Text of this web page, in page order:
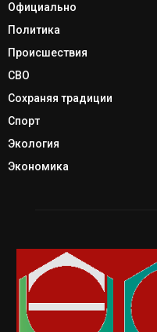
Официально
Политика
Происшествия
СВО
Сохраняя традиции
Спорт
Экология
Экономика